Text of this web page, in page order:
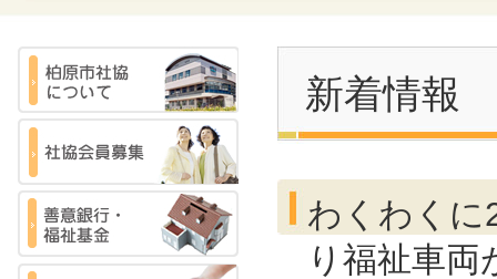
新着情報
わくわくに
り福祉車